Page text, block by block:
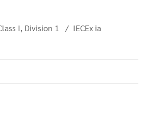
I, Division 1 / IECEx ia